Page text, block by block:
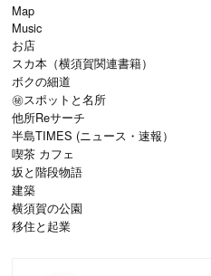
Map
Music
お店
スカ本（横須賀関連書籍）
ボクの細道
㊙スポットと名所
他所Reサーチ
半島TIMES (ニュース・速報）
喫茶 カフェ
坂と階段物語
建築
横須賀の公園
移住と起業